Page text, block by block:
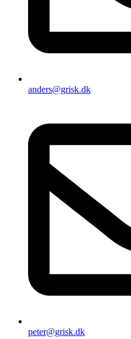
anders@grisk.dk
peter@grisk.dk